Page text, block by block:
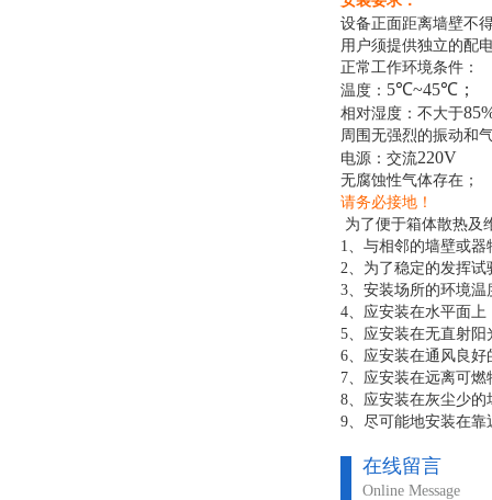
设备正面距离墙壁不
用户须提供独立的配
正常工作环境条件：
温度： 5℃~45℃；
相对湿度：不大于
周围无强烈的振动和
电源：交流220V
无腐蚀性气体存在；
请务必接地！
为了便于箱体散热及
1、与相邻的墙壁或器
2、为了稳定的发挥
3、安装场所的环境
4、应安装在水平面
5、应安装在无直射阳
6、应安装在通风良好
7、应安装在远离可
8、应安装在灰尘少的
9、尽可能地安装在
在线留言
Online Message